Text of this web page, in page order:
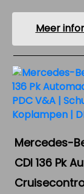
Meer
Mercedes-
CDI 136 Pk